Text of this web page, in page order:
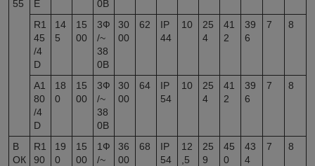
55 E
0В
R1
45
/4
D
14
5
15
00
3Ф
/~
38
0В
30
00
62
IP
44
10
25
4
41
2
39
6
7 8
A1
80
/4
D
18
0
15
00
3Ф
/~
38
0В
30
00
64
IP
54
10
25
4
41
2
39
6
7 8
В
ОК
R1
90
19
0
15
00
1Ф
/~
36
00
68
IP
54
12
,5
25
9
45
0
43
4
7 8